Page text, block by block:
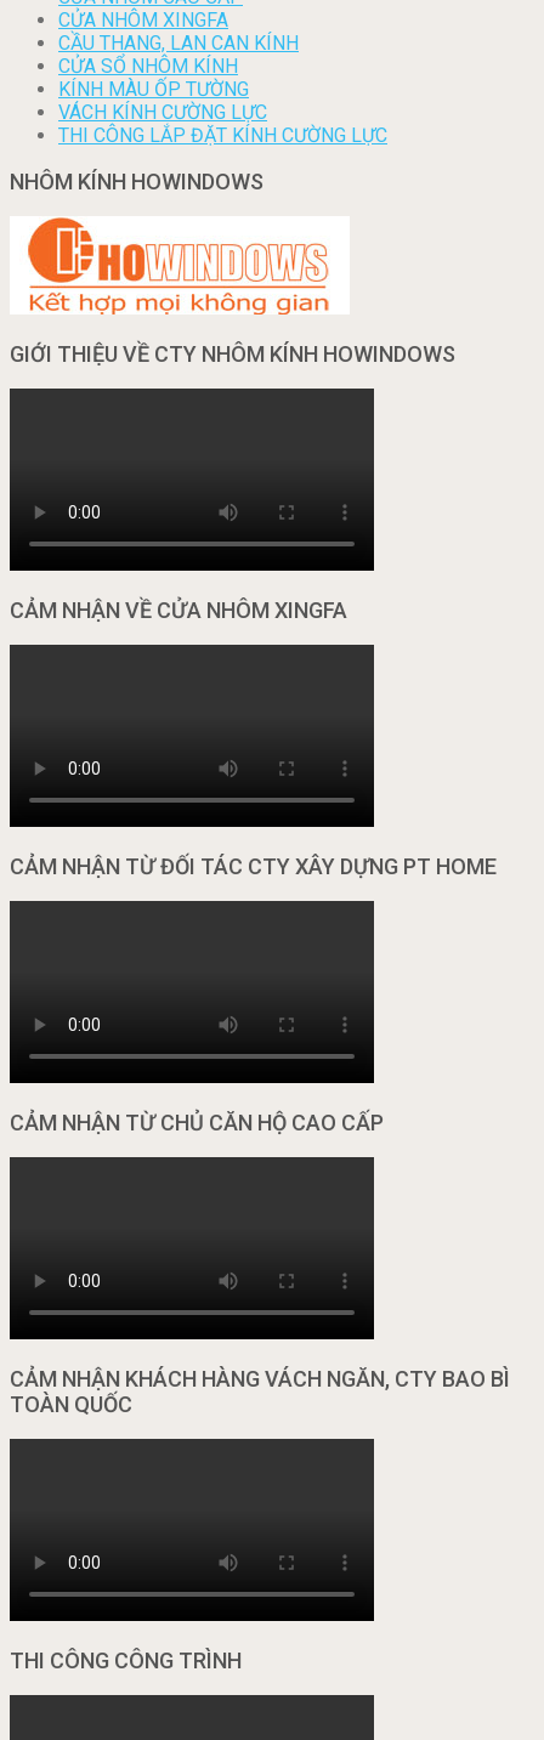
CỬA NHÔM XINGFA
CẦU THANG, LAN CAN KÍNH
CỬA SỔ NHÔM KÍNH
KÍNH MÀU ỐP TƯỜNG
VÁCH KÍNH CƯỜNG LỰC
THI CÔNG LẮP ĐẶT KÍNH CƯỜNG LỰC
NHÔM KÍNH HOWINDOWS
GIỚI THIỆU VỀ CTY NHÔM KÍNH HOWINDOWS
CẢM NHẬN VỀ CỬA NHÔM XINGFA
CẢM NHẬN TỪ ĐỐI TÁC CTY XÂY DỰNG PT HOME
CẢM NHẬN TỪ CHỦ CĂN HỘ CAO CẤP
CẢM NHẬN KHÁCH HÀNG VÁCH NGĂN, CTY BAO BÌ
TOÀN QUỐC
THI CÔNG CÔNG TRÌNH